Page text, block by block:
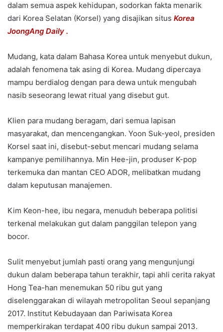
dalam semua aspek kehidupan, sodorkan fakta menarik
dari Korea Selatan (Korsel) yang disajikan situs Korea
JoongAng Daily .
Mudang, kata dalam Bahasa Korea untuk menyebut dukun,
adalah fenomena tak asing di Korea. Mudang dipercaya
mampu berdialog dengan para dewa untuk mengubah
nasib seseorang lewat ritual yang disebut gut.
Klien para mudang beragam, dari semua lapisan
masyarakat, dan mencengangkan. Yoon Suk-yeol, presiden
Korsel saat ini, disebut-sebut mencari mudang selama
kampanye pemilihannya. Min Hee-jin, produser K-pop
terkemuka dan mantan CEO ADOR, melibatkan mudang
dalam keputusan manajemen.
Kim Keon-hee, ibu negara, menuduh beberapa politisi
terkenal melakukan gut dalam panggilan telepon yang
bocor.
Sulit menyebut jumlah pasti orang yang mengunjungi
dukun dalam beberapa tahun terakhir, tapi ahli cerita rakyat
Hong Tea-han menemukan 50 ribu gut yang
diselenggarakan di wilayah metropolitan Seoul sepanjang
2017. Institut Kebudayaan dan Pariwisata Korea
memperkirakan terdapat 400 ribu dukun sampai 2013.